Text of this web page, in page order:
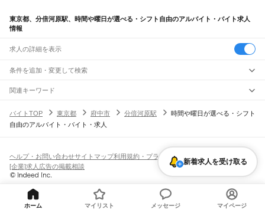
東京都、分倍河原駅、時間や曜日が選べる・シフト自由のアルバイト・バイト求人
情報
求人の詳細を表示
条件を追加・変更して検索
市区町村を追加・変更
東京都すべて
東京23区 すべて
板橋区練馬区足立区葛飾区
江戸川区
八王子市立川市武蔵野市 昭島市 調布市
小平市日野市
東久留米市
多摩市 あきる野市 大島町利島村
新島村
御蔵島村 青ヶ島村小笠原村
駅を追加・変更
JR山手線
大崎駅五反田駅目黒駅恵比寿駅 代々木駅新宿駅 新大久保駅
高田馬場駅
田端駅西日暮里駅日暮里駅鶯谷駅
高輪ゲートウェイ駅
品川駅
職種を追加・変更
飲食・フードサービスすべて
ホールスタッフキッチンスタッフ 皿洗い・洗い場 精肉・鮮魚加工給食調理
パン屋（ベーカリー）
バー（BAR）・バーテンダー
営業・販売
営業・販売
人気
日払いOK高校生歓迎 髪型・髪色自由ひげOKネイルOK
勤務期間
短期単発・1日OK
期間限定（春夏冬休み等）
雇用形態を追加・変更
正社員
契約社員
都道府県を変更
関連キーワード
バイトTOP
東京都 府中市 分倍河原駅
時間や曜日が選べる・シフト
自由のアルバイト・バイト・求人
新着求人を受け取る
ヘルプ・お問い合わせサイトマップ利用規約・プライバシーポリシー
[企業]求人広告の掲載相談
ホーム マイリスト メッセージ マイページ